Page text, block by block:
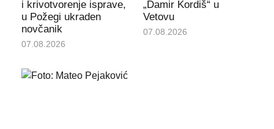
i krivotvorenje isprave,
u Požegi ukraden
novčanik
07.08.2026
„Damir Kordiš“ u
Vetovu
07.08.2026